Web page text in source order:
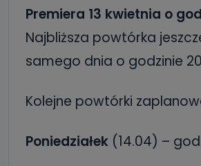
Premiera 13 kwietnia o
Najbliższa powtórka
samego dnia o godzinie
Kolejne powtórki
Poniedziałek (14.04) –